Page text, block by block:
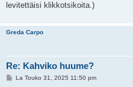
levitettäisi klikkotsikoita.)
Greda Carpo
Re: Kahviko huume?
VLa Touko 31, 2025 11:50 pm